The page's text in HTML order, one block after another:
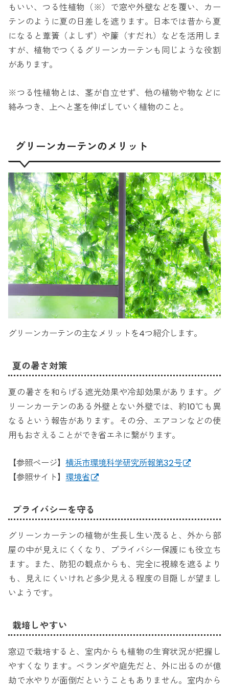
もいい、つる性植物（※）で窓や外壁などを覆い、カー
テンのように夏の日差しを遮ります。日本では昔から夏
になると葦簀（よしず）や簾（すだれ）などを活用しま
すが、植物でつくるグリーンカーテンも同じような役割
があります。
※つる性植物とは、茎が自立せず、他の植物や物などに
絡みつき、上へと茎を伸ばしていく植物のこと。
グリーンカーテンのメリット
グリーンカーテンの主なメリットを4つ紹介します。
夏の暑さ対策
夏の暑さを和らげる遮光効果や冷却効果があります。グ
リーンカーテンのある外壁とない外壁では、約10℃も異
なるという報告があります。その分、エアコンなどの使
用もおさえることができ省エネに繋がります。
【参照ページ】横浜市環境科学研究所報第32号
【参照サイト】環境省
プライバシーを守る
グリーンカーテンの植物が生長し生い茂ると、外から部
屋の中が見えにくくなり、プライバシー保護にも役立ち
ます。また、防犯の観点からも、完全に視線を遮るより
も、見えにくいけれど多少見える程度の目隠しが望まし
いようです。
栽培しやすい
窓辺で栽培すると、室内からも植物の生育状況が把握し
やすくなります。ベランダや庭先だと、外に出るのが億
劫で水やりが面倒だということもありません。室内から